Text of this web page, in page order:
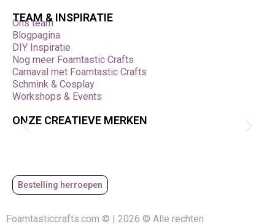
TEAM & INSPIRATIE
Ons team
Blogpagina
DIY Inspiratie
Nog meer Foamtastic Crafts
Carnaval met Foamtastic Crafts
Schmink & Cosplay
Workshops & Events
ONZE CREATIEVE MERKEN
Bestelling herroepen
Foamtasticcrafts.com © | 2026 © Alle rechten